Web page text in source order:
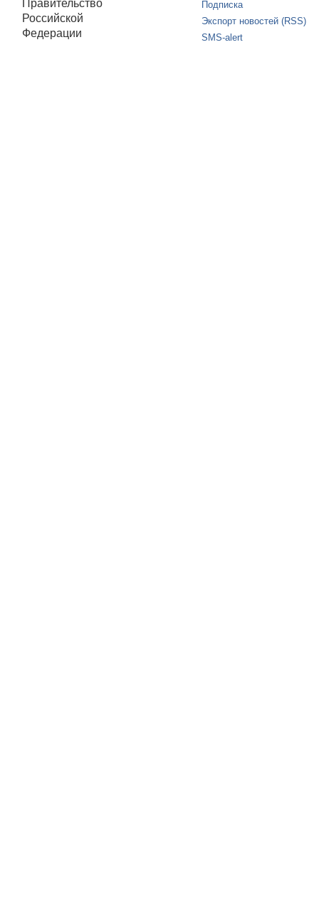
Правительство
Российской
Федерации
Подписка
Экспорт новостей (RSS)
SMS-alert